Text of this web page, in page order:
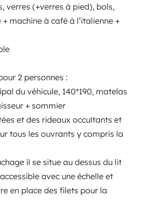
verres (+verres à pied), bols,
machine à café à l’italienne +
2 personnes :
du véhicule, 140*190, matelas
+ sommier
et des rideaux occultants et
tous les ouvrants y compris la
il se situe au dessus du lit
avec une échelle et
en place des filets pour la
Wir agieren als Vermittler
Lösung für Menschen,
privat mieten möchten.
Kundenbewertungen auf Trusted
Facebook
mit dem Wohnmobil